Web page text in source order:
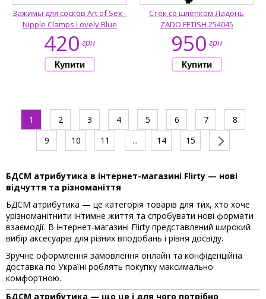
Зажимы для сосков Art of Sex -
Nipple Clamps Lovely Blue
420 грн
Стек со шлепком Ладонь
ZADO FETISH 254045
950 грн
1 2 3 4 5 6 7
8
9
10 11 ... 14 15
БДСМ атрибутика в інтернет-магазині Flirty — нові
відчуття та різноманіття
БДСМ атрибутика — це категорія товарів для тих, хто хоче
урізноманітнити інтимне життя та спробувати нові формати
взаємодії. В інтернет-магазині Flirty представлений широкий
вибір аксесуарів для різних вподобань і рівня досвіду.
Зручне оформлення замовлення онлайн та конфіденційна
доставка по Україні роблять покупку максимально
комфортною.
БДСМ атрибутика — що це і для чого потрібно